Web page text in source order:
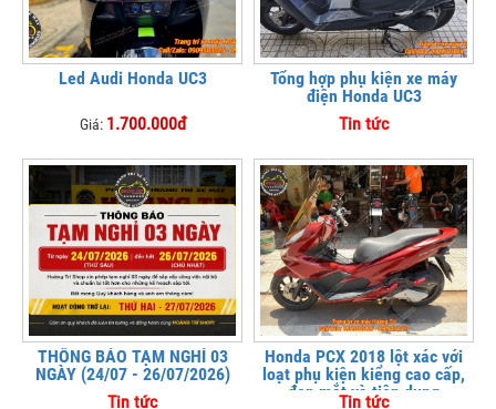
Led Audi Honda UC3
Giá: 1.700.000đ
Tổng hợp phụ kiện xe máy
điện Honda UC3
Tin tức
THÔNG BÁO TẠM NGHỈ 03
NGÀY (24/07 - 26/07/2026)
Tin tức
Honda PCX 2018 lột xác với
loạt phụ kiện kiểng cao cấp,
đẹp mắt và tiện dụng
Tin tức